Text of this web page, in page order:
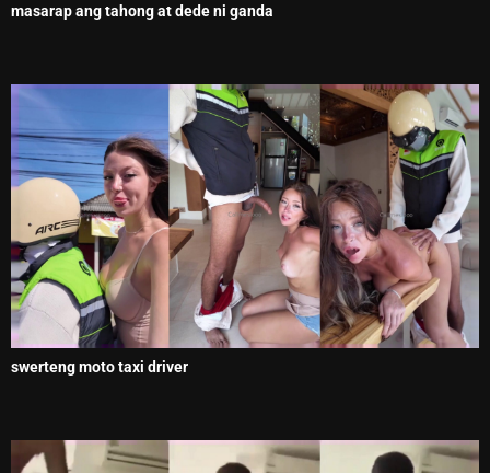
masarap ang tahong at dede ni ganda
swerteng moto taxi driver